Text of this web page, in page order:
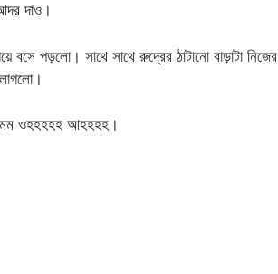
দাও।
বসে পড়লো। সাথে সাথে রুদ্রের ঠাটানো বাড়াটা নিজের
ওহহহহহ আহহহহ।